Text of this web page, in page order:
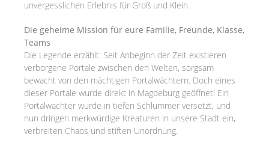
unvergesslichen Erlebnis für Groß und Klein.
Die geheime Mission für eure Familie, Freunde, Klasse,
Teams
Die Legende erzählt: Seit Anbeginn der Zeit existieren
verborgene Portale zwischen den Welten, sorgsam
bewacht von den mächtigen Portalwächtern. Doch eines
dieser Portale wurde direkt in Magdeburg geöffnet! Ein
Portalwächter wurde in tiefen Schlummer versetzt, und
nun dringen merkwürdige Kreaturen in unsere Stadt ein,
verbreiten Chaos und stiften Unordnung.